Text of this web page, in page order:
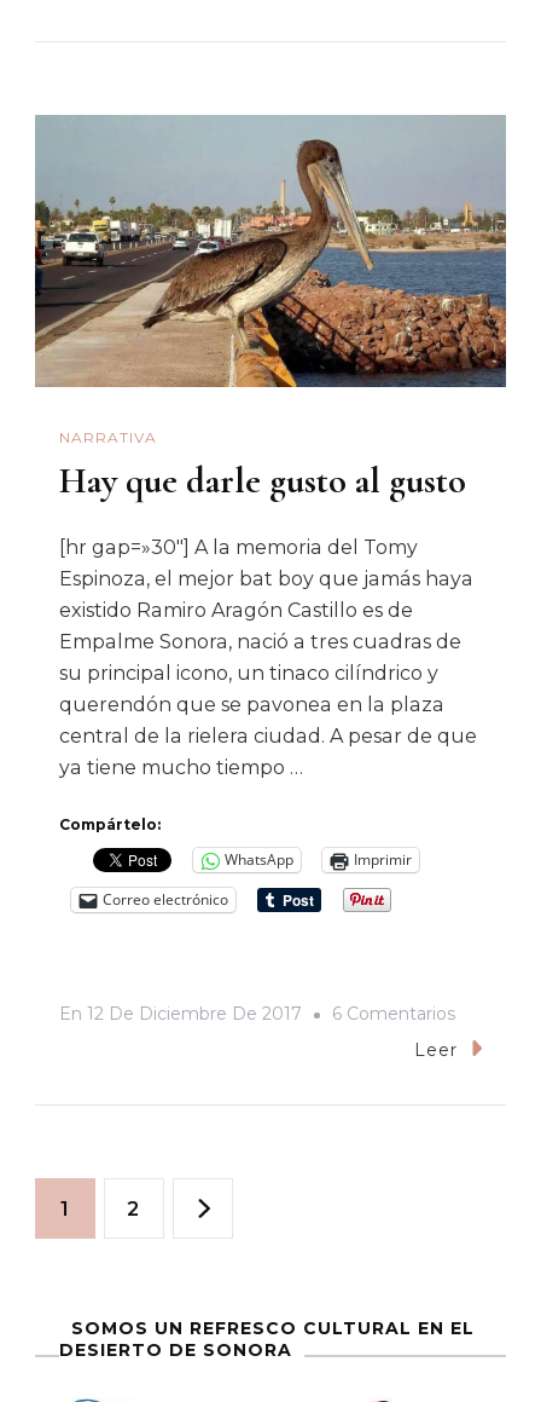
El
Tío
Oscar)
NARRATIVA
Hay que darle gusto al gusto
[hr gap=»30″] A la memoria del Tomy
Espinoza, el mejor bat boy que jamás haya
existido Ramiro Aragón Castillo es de
Empalme Sonora, nació a tres cuadras de
su principal icono, un tinaco cilíndrico y
querendón que se pavonea en la plaza
central de la rielera ciudad. A pesar de que
ya tiene mucho tiempo …
Compártelo:
WhatsApp
Imprimir
Correo electrónico
En 12 De Diciembre De 2017 6 ComentariosEn
Hay
Leer
Paginación
entradas
Página
1 Página
2
SOMOS UN REFRESCO CULTURAL EN EL
DESIERTO DE SONORA